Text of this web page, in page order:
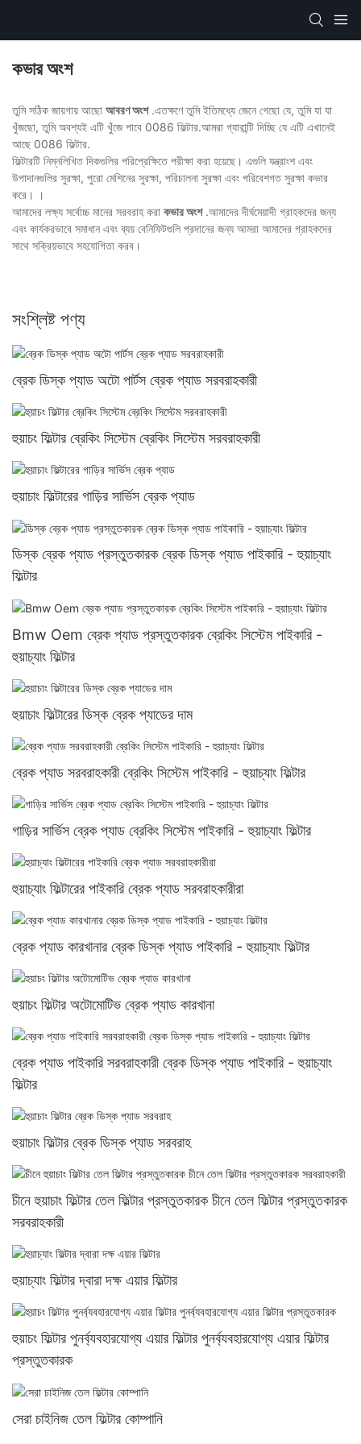
কভার অংশ
তুমি সঠিক জায়গায় আছো আবরণ অংশ.এতক্ষণে তুমি ইতিমধ্যে জেনে গেছো যে, তুমি যা যা
খুঁজছো, তুমি অবশ্যই এটি খুঁজে পাবে 0086 ফিল্টার.আমরা গ্যারান্টি দিচ্ছি যে এটি এখানেই
আছে 0086 ফিল্টার.
ফিল্টারটি নিম্নলিখিত দিকগুলির পরিপ্রেক্ষিতে পরীক্ষা করা হয়েছে। এগুলি যন্ত্রাংশ এবং
উপাদানগুলির সুরক্ষা, পুরো মেশিনের সুরক্ষা, পরিচালনা সুরক্ষা এবং পরিবেশগত সুরক্ষা কভার
করে। ।
আমাদের লক্ষ্য সর্বোচ্চ মানের সরবরাহ করা কভার অংশ.আমাদের দীর্ঘমেয়াদী গ্রাহকদের জন্য
এবং কার্যকরভাবে সমাধান এবং ব্যয় বেনিফিটগুলি প্রদানের জন্য আমরা আমাদের গ্রাহকদের
সাথে সক্রিয়ভাবে সহযোগিতা করব।
সংশ্লিষ্ট পণ্য
ব্রেক ডিস্ক প্যাড অটো পার্টস ব্রেক প্যাড সরবরাহকারী
হুয়াচং ফিল্টার ব্রেকিং সিস্টেম ব্রেকিং সিস্টেম সরবরাহকারী
হুয়াচাং ফিল্টারের গাড়ির সার্ভিস ব্রেক প্যাড
ডিস্ক ব্রেক প্যাড প্রস্তুতকারক ব্রেক ডিস্ক প্যাড পাইকারি - হুয়াচ্যাং
ফিল্টার
Bmw Oem ব্রেক প্যাড প্রস্তুতকারক ব্রেকিং সিস্টেম পাইকারি -
হুয়াচ্যাং ফিল্টার
হুয়াচাং ফিল্টারের ডিস্ক ব্রেক প্যাডের দাম
ব্রেক প্যাড সরবরাহকারী ব্রেকিং সিস্টেম পাইকারি - হুয়াচ্যাং ফিল্টার
গাড়ির সার্ভিস ব্রেক প্যাড ব্রেকিং সিস্টেম পাইকারি - হুয়াচ্যাং ফিল্টার
হুয়াচ্যাং ফিল্টারের পাইকারি ব্রেক প্যাড সরবরাহকারীরা
ব্রেক প্যাড কারখানার ব্রেক ডিস্ক প্যাড পাইকারি - হুয়াচ্যাং ফিল্টার
হুয়াচং ফিল্টার অটোমোটিভ ব্রেক প্যাড কারখানা
ব্রেক প্যাড পাইকারি সরবরাহকারী ব্রেক ডিস্ক প্যাড পাইকারি - হুয়াচ্যাং
ফিল্টার
হুয়াচাং ফিল্টার ব্রেক ডিস্ক প্যাড সরবরাহ
চীনে হুয়াচাং ফিল্টার তেল ফিল্টার প্রস্তুতকারক চীনে তেল ফিল্টার প্রস্তুতকারক
সরবরাহকারী
হুয়াচ্যাং ফিল্টার দ্বারা দক্ষ এয়ার ফিল্টার
হুয়াচং ফিল্টার পুনর্ব্যবহারযোগ্য এয়ার ফিল্টার পুনর্ব্যবহারযোগ্য এয়ার ফিল্টার
প্রস্তুতকারক
সেরা চাইনিজ তেল ফিল্টার কোম্পানি